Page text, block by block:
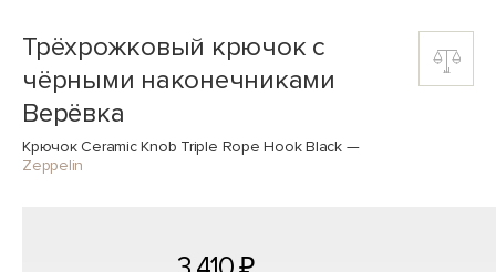
Трёхрожковый крючок с
чёрными наконечниками
Верёвка
Крючок Ceramic Knob Triple Rope Hook Black—
Zeppelin